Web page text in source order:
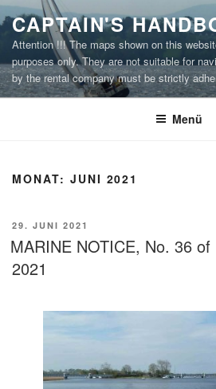
Zum
Inhalt
springen
CAPTAIN'S
Attention !!! The maps shown on this
purposes only. They are not suitable for
by the rental company must be strictly
Menü
MONAT: JUNI 2021
VERÖFFENTLICHT
AM
29. JUNI 2021
MARINE NOTICE, No. 36 of
2021